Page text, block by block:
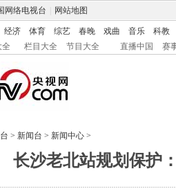
网络电视台 网站地图
经济 体育 综艺 春晚 戏曲 音乐 科教
全 栏目大全 节目大全 直播中国 赛
> 新闻台 > 新闻中心 >
长沙老北站规划保护